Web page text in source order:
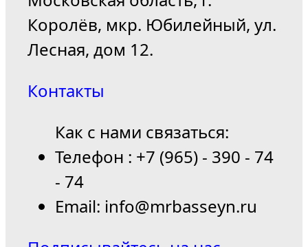
Королёв, мкр. Юбилейный, ул.
Лесная, дом 12.
Контакты
Как с нами связаться:
Телефон : +7 (965) - 390 - 74
- 74
Email: info@mrbasseyn.ru